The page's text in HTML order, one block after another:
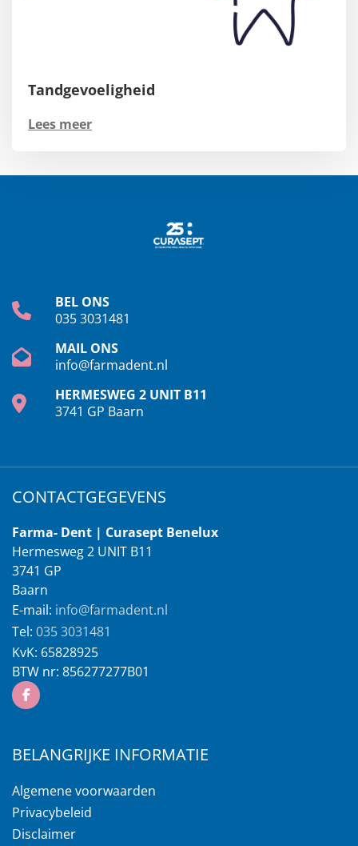
Tandgevoeligheid
Lees meer
BEL ONS
035 3031481
MAIL ONS
info@farmadent.nl
HERMESWEG 2 UNIT B11
3741 GP Baarn
CONTACTGEGEVENS
Farma- Dent | Curasept Benelux
Hermesweg 2 UNIT B11
3741 GP
Baarn
E-mail: info@farmadent.nl
Tel: 035 3031481
KvK: 65828925
BTW nr: 856277277B01
BELANGRIJKE INFORMATIE
Algemene voorwaarden
Privacybeleid
Disclaimer